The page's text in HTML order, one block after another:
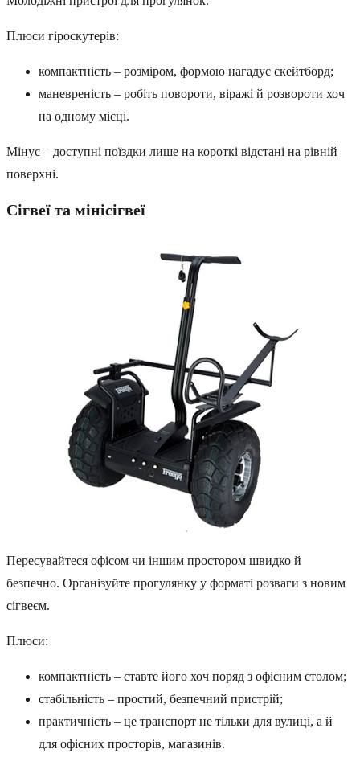
Плюси гіроскутерів:
компактність – розміром, формою нагадує скейтборд;
маневреність – робіть повороти, віражі й розвороти хоч
на одному місці.
Мінус – доступні поїздки лише на короткі відстані на рівній
поверхні.
Сігвеї та мінісігвеї
Пересувайтеся офісом чи іншим простором швидко й
безпечно. Організуйте прогулянку у форматі розваги з новим
сігвеєм.
Плюси:
компактність – ставте його хоч поряд з офісним столом;
стабільність – простий, безпечний пристрій;
практичність – це транспорт не тільки для вулиці, а й
для офісних просторів, магазинів.